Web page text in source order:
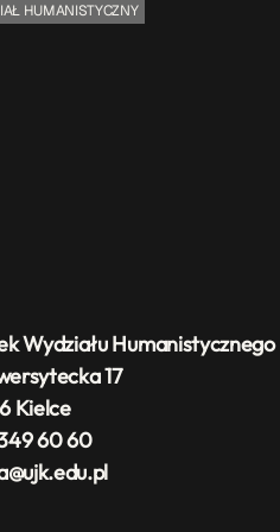
HUMANISTYCZNY
Wydziału Humanistycznego
17
Kielce
60 60